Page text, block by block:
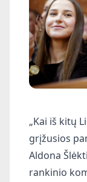
„Kai iš kitų
grįžusios
Aldona
rankinio